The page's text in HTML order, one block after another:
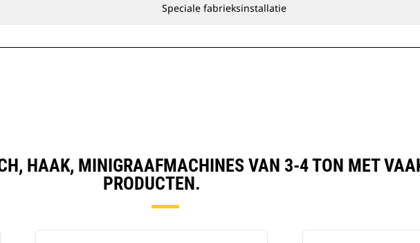
Speciale fabrieksinstallatie
HAAK, MINIGRAAFMACHINES VAN 3-4 TON MET
PRODUCTEN.